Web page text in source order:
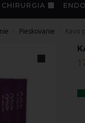
CHIRURGIA
Pieskovanie Kavo